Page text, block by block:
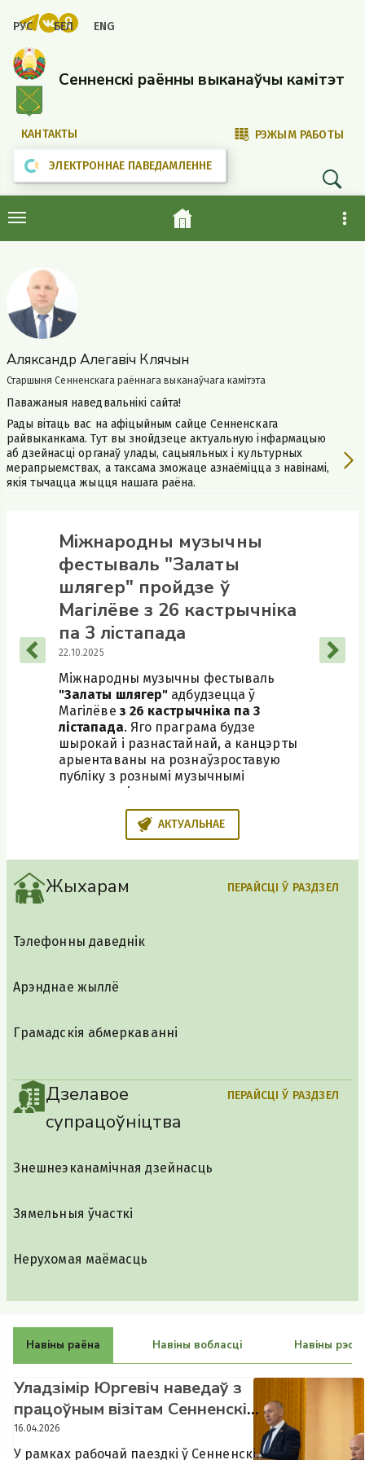
Сенненскі раённы выканаўчы камітэт
РУС БЕЛ ENG
ЭЛЕКТРОННАЕ ПАВЕДАМЛЕННЕ
КАНТАКТЫ РЭЖЫМ РАБОТЫ
Аляксандр Алегавіч Клячын
Старшыня Сенненскага раённага выканаўчага камітэта
Паважаныя наведвальнікі сайта!
Рады вітаць вас на афіцыйным сайце Сенненскага
райвыканкама. Тут вы знойдзеце актуальную інфармацыю
аб дзейнасці органаў улады, сацыяльных і культурных
мерапрыемствах, а таксама зможаце азнаёміцца з навінамі,
якія тычацца жыцця нашага раёна.
Адзіны дзень
інфармавання пройдзе 19
сакавіка 2026 г. у
Сенненскім раёне
16.03.2026
Прадметам размовы стане тэма:
«СУЧАСНЫЯ ПАДЫХОДЫ ДА РАЗВІЦЦЯ
РЭГІЁНАЎ: АД ЭКАНОМІКІ ДА САЦЫЯЛЬНАЙ
ІНФРАСТРУКТУРЫ»
Міжнародны музычны
фестываль "Залаты
шлягер" пройдзе ў
Магілёве з 26 кастрычніка
па 3 лістапада
22.10.2025
Міжнародны музычны фестываль
"Залаты шлягер" адбудзецца ў
Магілёвез 26 кастрычніка па 3
лістапада. Яго праграма будзе
шырокай і разнастайнай, а канцэрты
арыентаваны на рознаўзроставую
публіку з рознымі музычнымі
перавагамі.
АКТУАЛЬНАЕ
Жыхарам
Тэлефонны даведнік
Арэнднае жыллё
Грамадскія абмеркаванні
ПЕРАЙСЦІ Ў РАЗДЗЕЛ
Дзелавое
супрацоўніцтва
Знешнеэканамічная дзейнасць
Зямельныя ўчасткі
Нерухомая маёмасць
ПЕРАЙСЦІ Ў РАЗДЗЕЛ
Навіны раёна Навіны вобласці Навіны
Уладзімір Юргевіч наведаў з
працоўным візітам Сенненскі
раён
16.04.2026
У рамках рабочай паездкі ў Сенненскі